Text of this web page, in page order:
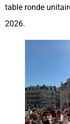
table ronde
2026.